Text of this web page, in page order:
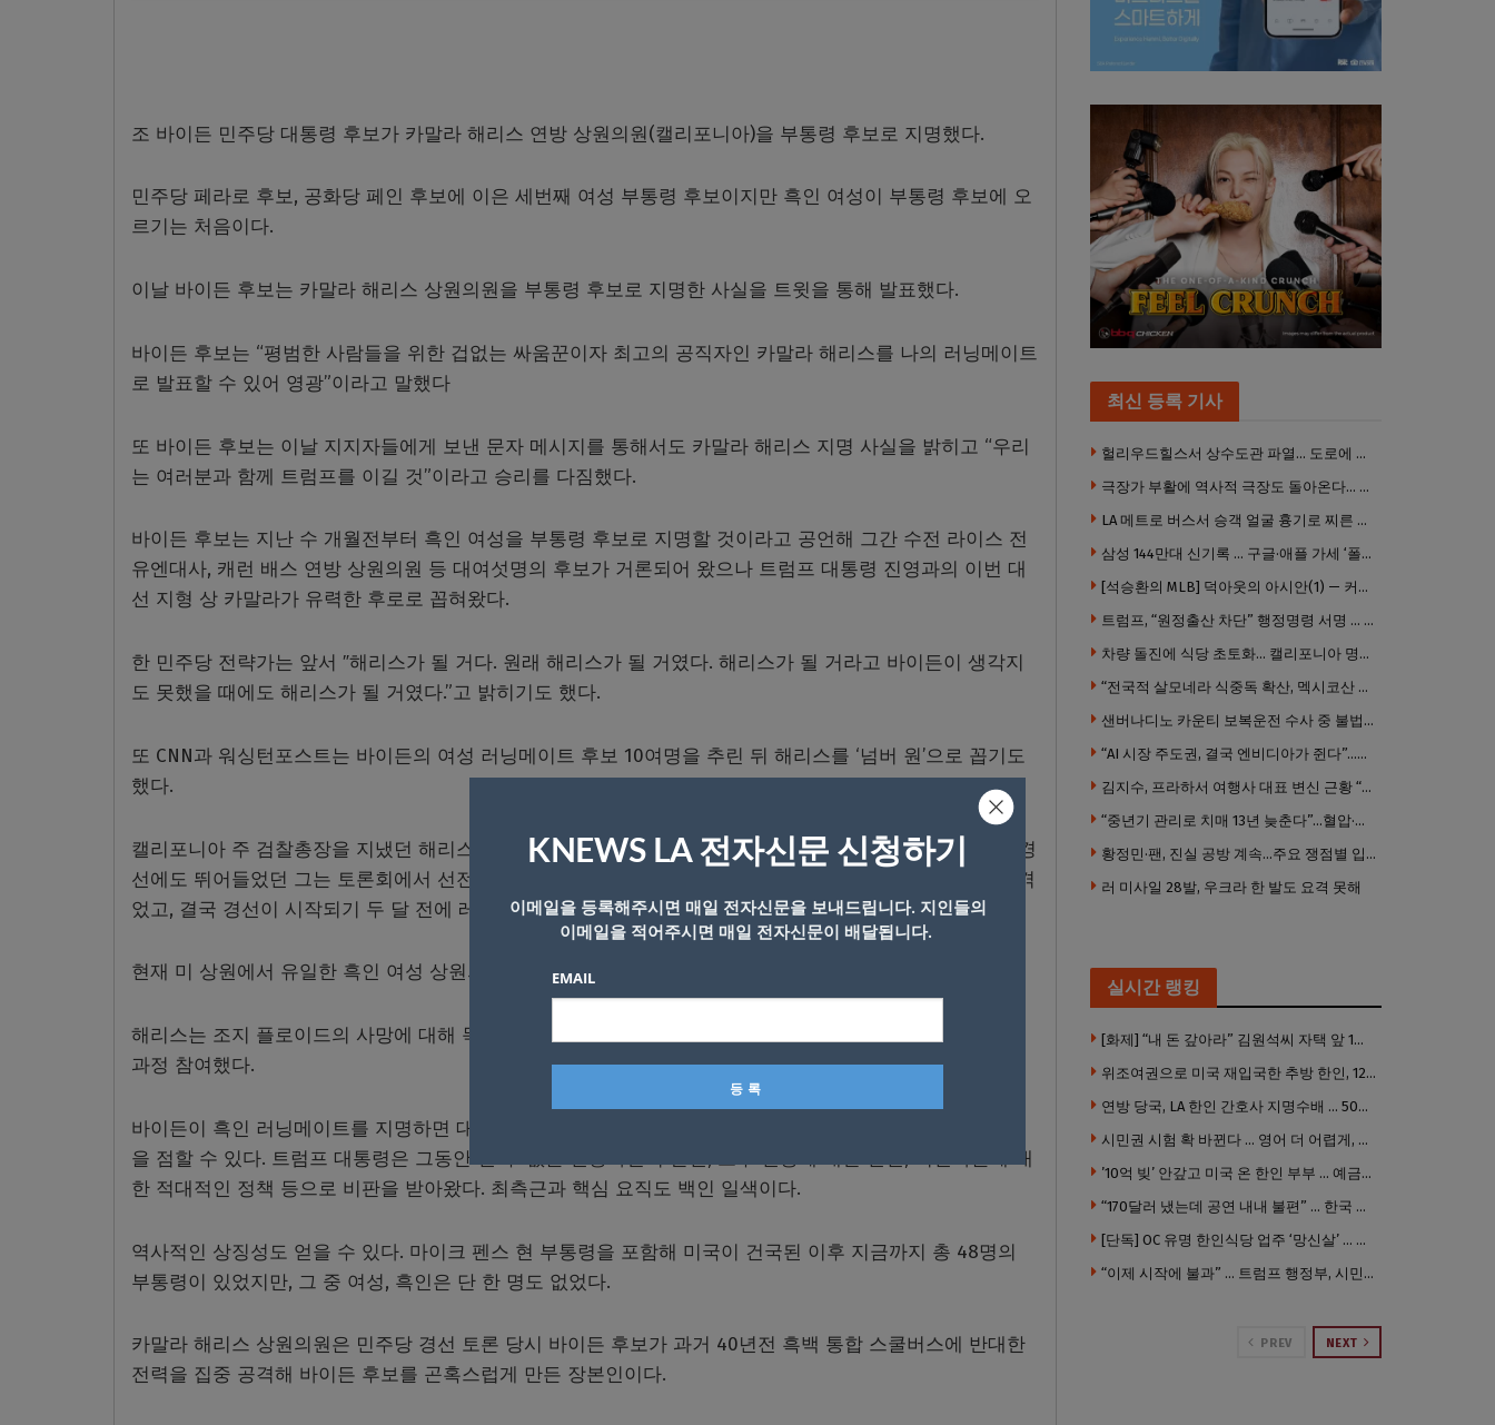
조 바이든 민주당 대통령 후보가 카말라 해리스 연방 상원의원(캘리포니아)을 부통령 후보로 지명했다.
민주당 페라로 후보, 공화당 페인 후보에 이은 세번째 여성 부통령 후보이지만 흑인 여성이 부통령 후보에 오
르기는 처음이다.
이날 바이든 후보는 카말라 해리스 상원의원을 부통령 후보로 지명한 사실을 트윗을 통해 발표했다.
바이든 후보는 “평범한 사람들을 위한 겁없는 싸움꾼이자 최고의 공직자인 카말라 해리스를 나의 러닝메이트
로 발표할 수 있어 영광”이라고 말했다
또 바이든 후보는 이날 지지자들에게 보낸 문자 메시지를 통해서도 카말라 해리스 지명 사실을 밝히고 “우리
는 여러분과 함께 트럼프를 이길 것”이라고 승리를 다짐했다.
바이든 후보는 지난 수 개월전부터 흑인 여성을 부통령 후보로 지명할 것이라고 공언해 그간 수전 라이스 전
유엔대사, 캐런 배스 연방 상원의원 등 대여섯명의 후보가 거론되어 왔으나 트럼프 대통령 진영과의 이번 대
선 지형 상 카말라가 유력한 후로로 꼽혀왔다.
한 민주당 전략가는 앞서 ″해리스가 될 거다. 원래 해리스가 될 거였다. 해리스가 될 거라고 바이든이 생각지
도 못했을 때에도 해리스가 될 거였다.”고 밝히기도 했다.
또 CNN과 워싱턴포스트는 바이든의 여성 러닝메이트 후보 10여명을 추린 뒤 해리스를 ‘넘버 원’으로 꼽기도
했다.
캘리포니아 주 검찰총장을 지냈던 해리스는 2016년 선거에서 연방 상원의원에 처음으로 당선됐다. 민주당 경
선에도 뛰어들었던 그는 토론회에서 선전하며 한 때 바람을 일으키기도 했지만 선거자금 모금에 어려움을 겪
었고, 결국 경선이 시작되기 두 달 전에 레이스를 포기했다.
현재 미 상원에서 유일한 흑인 여성 상원의원이다.
해리스는 조지 플로이드의 사망에 대해 목소리를 높였고, 연방 의회에서 민주당의 경찰 개혁안을 마련하는
과정 참여했다.
바이든이 흑인 러닝메이트를 지명하면 대선에서 맞붙을 도널드 트럼프 대통령과 극명하게 대비되는 포지션
을 점할 수 있다. 트럼프 대통령은 그동안 셀 수 없는 인종차별적 발언, 소수 인종에 대한 편견, 이민자들에 대
한 적대적인 정책 등으로 비판을 받아왔다. 최측근과 핵심 요직도 백인 일색이다.
역사적인 상징성도 얻을 수 있다. 마이크 펜스 현 부통령을 포함해 미국이 건국된 이후 지금까지 총 48명의
부통령이 있었지만, 그 중 여성, 흑인은 단 한 명도 없었다.
카말라 해리스 상원의원은 민주당 경선 토론 당시 바이든 후보가 과거 40년전 흑백 통합 스쿨버스에 반대한
전력을 집중 공격해 바이든 후보를 곤혹스럽게 만든 장본인이다.
최신 등록 기사
헐리우드힐스서 상수도관 파열… 도로에 물 쏟아져 주민 약 100명 피해
극장가 부활에 역사적 극장도 돌아온다… 웨스트우드 ‘브루인 극장’ 10월 재개장 추진
LA 메트로 버스서 승객 얼굴 흉기로 찌른 증오범죄 피고인, 종신형에 징역 7년 추가 선고
삼성 144만대 신기록 … 구글·애플 가세 ‘폴더블 대전’ 열린다
[석승환의 MLB] 덕아웃의 아시안(1) — 커트 스즈키가 우리에게 묻는 것
트럼프, “원정출산 차단” 행정명령 서명 … 외국 공무원 자녀도 시민권 안준다
차량 돌진에 식당 초토화… 캘리포니아 명물 버거집 “다시 일어설 수 있도록 도와주세요”
“전국적 살모네라 식중독 확산, 멕시코산 할라피뇨”– CDC
샌버나디노 카운티 보복운전 수사 중 불법 총기 20정·탄약 2만 발 압수
“AI 시장 주도권, 결국 엔비디아가 쥔다”…모건스탠리 장담
김지수, 프라하서 여행사 대표 변신 근황 “가볼 만하니…”
“중년기 관리로 치매 13년 늦춘다”…혈압·당뇨·금연 시기가 골든타임
황정민·팬, 진실 공방 계속…주요 쟁점별 입장 정리
러 미사일 28발, 우크라 한 발도 요격 못해
실시간 랭킹
[화제] “내 돈 갚아라” 김원석씨 자택 앞 1인 광대 시위 … 한인 투자사, “108만 달러 못받아”
위조여권으로 미국 재입국한 추방 한인, 120만 달러 은행 사기 행각
연방 당국, LA 한인 간호사 지명수배 … 500만 달러 메디캐어 사기, 선고 직전 한국 도주
시민권 시험 확 바뀐다 … 영어 더 어렵게, 민간시험 도입 추진
’10억 빚’ 안갚고 미국 온 한인 부부 … 예금보험공사, 미국서 소송
“170달러 냈는데 공연 내내 불편” … 한국 코미디언 LA공연, 음향 불량에 외모 비하 개그 논란
[단독] OC 유명 한인식당 업주 ‘망신살’ … 육류대금 안 갚자 식당서 공개추심
“이제 시작에 불과” … 트럼프 행정부, 시민권 박탈 본격화
PREV NEXT
KNEWS LA 전자신문 신청하기
이메일을 등록해주시면 매일 전자신문을 보내드립니다. 지인들의
이메일을 적어주시면 매일 전자신문이 배달됩니다.
EMAIL